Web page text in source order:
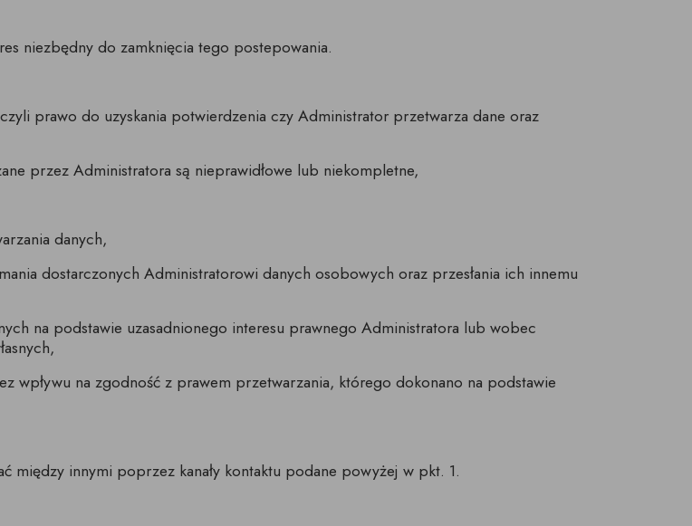
niezbędny do zamknięcia tego postepowania.
prawo do uzyskania potwierdzenia czy Administrator przetwarza dane oraz
przez Administratora są nieprawidłowe lub niekompletne,
danych,
dostarczonych Administratorowi danych osobowych oraz przesłania ich innemu
na podstawie uzasadnionego interesu prawnego Administratora lub wobec
wpływu na zgodność z prawem przetwarzania, którego dokonano na podstawie
między innymi poprzez kanały kontaktu podane powyżej w pkt. 1.